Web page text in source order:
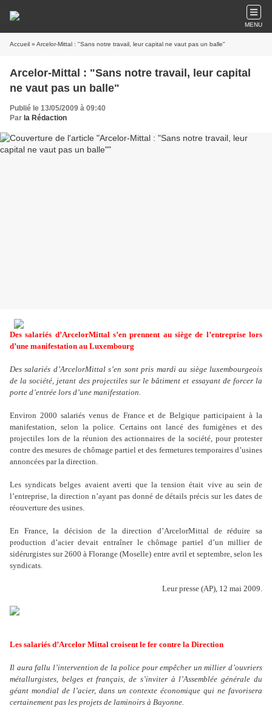
MENU
Accueil » Arcelor-Mittal : "Sans notre travail, leur capital ne vaut pas un balle"
Arcelor-Mittal : "Sans notre travail, leur capital
ne vaut pas un balle"
Publié le 13/05/2009 à 09:40
Par la Rédaction
Des salariés d’ArcelorMittal s’en prennent au siège de l’entreprise lors
d’une manifestation au Luxembourg
Des salariés d’ArcelorMittal s’en sont pris mardi au siège luxembourgeois
de la société, jetant des projectiles sur le bâtiment et essayant de forcer la
porte d’entrée lors d’une manifestation.
Environ 2000 salariés venus de France et de Belgique participaient à la
manifestation, selon la police. Certains ont lancé des fumigènes et des
projectiles lors de la réunion des actionnaires de la société, pour protester
contre des mesures de chômage partiel et des fermetures temporaires d’usines
annoncées par la direction.
Les syndicats belges avaient averti que la tension était vive au sein de
l’entreprise, la direction n’ayant pas donné de détails précis sur les dates de
réouverture des usines.
En France, la décision de la direction d’ArcelorMittal de réduire sa
production d’acier devait entraîner le chômage partiel d’un millier de
sidérurgistes sur 2600 à Florange (Moselle) entre avril et septembre, selon les
syndicats.
Leur presse (AP), 12 mai 2009.
Les salariés d’Arcelor Mittal croisent le fer contre la Direction
Il aura fallu l’intervention de la police pour empêcher un millier d’ouvriers
métallurgistes, belges et français, de s’inviter à l’Assemblée générale du
géant mondial de l’acier, dans un contexte économique qui ne favorisera
certainement pas les projets de laminoirs à Bayonne.